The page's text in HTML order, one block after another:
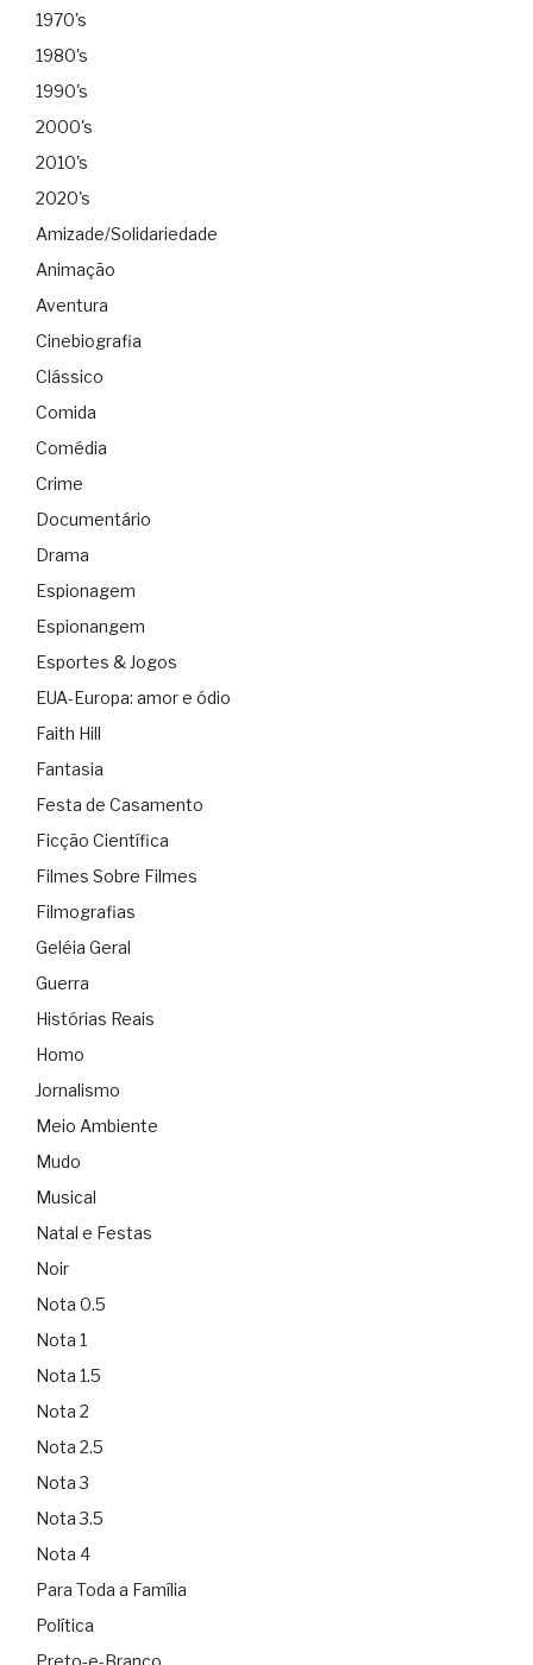
1970's
1980's
1990's
2000's
2010's
2020's
Amizade/Solidariedade
Animação
Aventura
Cinebiografia
Clássico
Comida
Comédia
Crime
Documentário
Drama
Espionagem
Espionangem
Esportes & Jogos
EUA-Europa: amor e ódio
Faith Hill
Fantasia
Festa de Casamento
Ficção Científica
Filmes Sobre Filmes
Filmografias
Geléia Geral
Guerra
Histórias Reais
Homo
Jornalismo
Meio Ambiente
Mudo
Musical
Natal e Festas
Noir
Nota 0.5
Nota 1
Nota 1.5
Nota 2
Nota 2.5
Nota 3
Nota 3.5
Nota 4
Para Toda a Família
Política
Preto-e-Branco